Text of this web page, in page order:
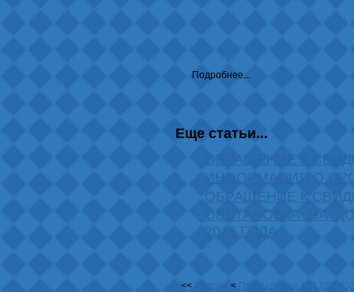
Подробнее...
Еще статьи...
ОБРАЩЕНИЕ К
ИНФОРМАЦИЯ О
ОБРАЩЕНИЕ К
ОБСТАНОВКА НА
2016 ГОДА
<< Первая < Предыдущая 651 652